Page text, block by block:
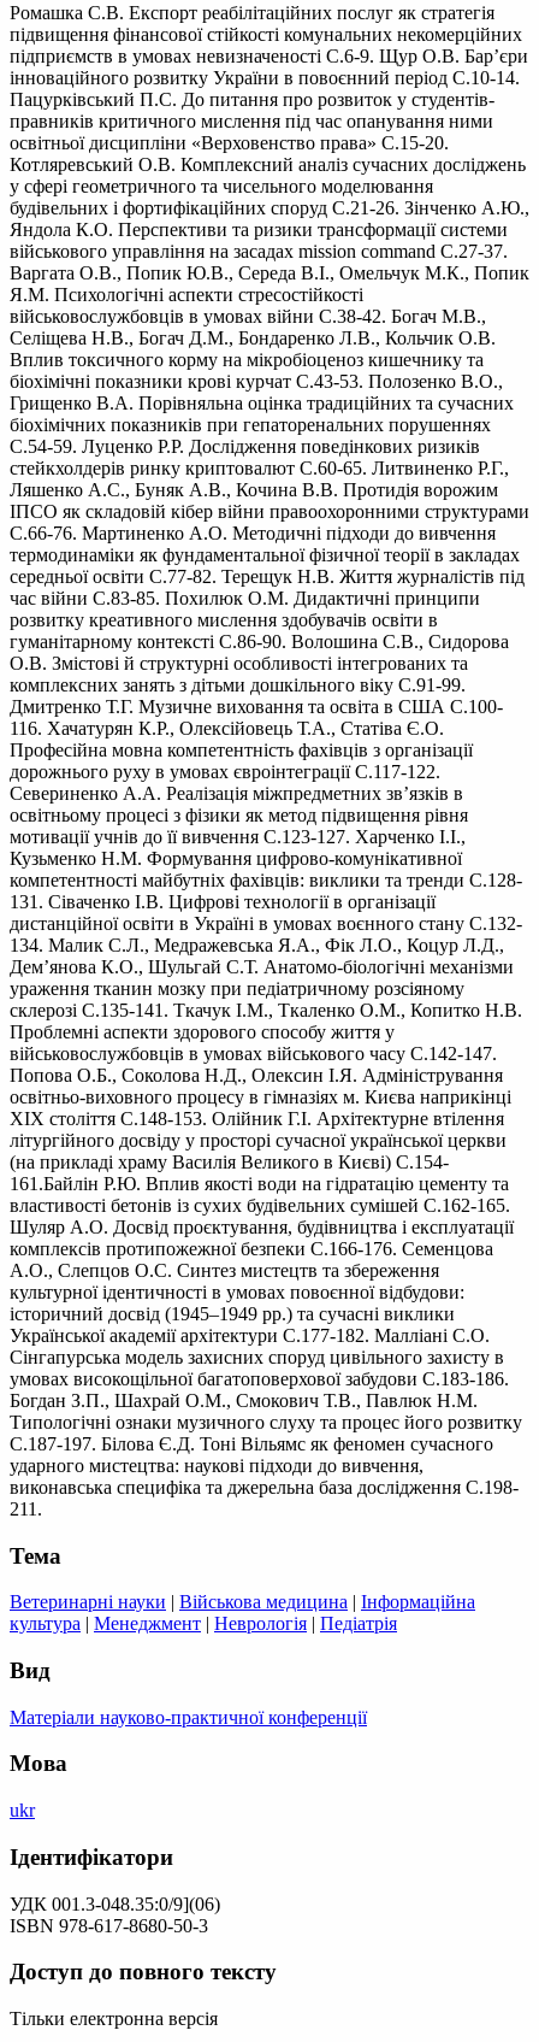
Ромашка С.В. Експорт реабілітаційних послуг як стратегія
підвищення фінансової стійкості комунальних некомерційних
підприємств в умовах невизначеності С.6-9. Щур О.В. Бар’єри
інноваційного розвитку України в повоєнний період С.10-14.
Пацурківський П.С. До питання про розвиток у студентів-
правників критичного мислення під час опанування ними
освітньої дисципліни «Верховенство права» С.15-20.
Котляревський О.В. Комплексний аналіз сучасних досліджень
у сфері геометричного та чисельного моделювання
будівельних і фортифікаційних споруд С.21-26. Зінченко А.Ю.,
Яндола К.О. Перспективи та ризики трансформації системи
військового управління на засадах mission command С.27-37.
Варгата О.В., Попик Ю.В., Середа В.І., Омельчук М.К., Попик
Я.М. Психологічні аспекти стресостійкості
військовослужбовців в умовах війни С.38-42. Богач М.В.,
Селіщева Н.В., Богач Д.М., Бондаренко Л.В., Кольчик О.В.
Вплив токсичного корму на мікробіоценоз кишечнику та
біохімічні показники крові курчат С.43-53. Полозенко В.О.,
Грищенко В.А. Порівняльна оцінка традиційних та сучасних
біохімічних показників при гепаторенальних порушеннях
С.54-59. Луценко Р.Р. Дослідження поведінкових ризиків
стейкхолдерів ринку криптовалют С.60-65. Литвиненко Р.Г.,
Ляшенко А.С., Буняк А.В., Кочина В.В. Протидія ворожим
ІПСО як складовій кібер війни правоохоронними структурами
С.66-76. Мартиненко А.О. Методичні підходи до вивчення
термодинаміки як фундаментальної фізичної теорії в закладах
середньої освіти С.77-82. Терещук Н.В. Життя журналістів під
час війни С.83-85. Похилюк О.М. Дидактичні принципи
розвитку креативного мислення здобувачів освіти в
гуманітарному контексті С.86-90. Волошина С.В., Сидорова
О.В. Змістові й структурні особливості інтегрованих та
комплексних занять з дітьми дошкільного віку С.91-99.
Дмитренко Т.Г. Музичне виховання та освіта в США С.100-
116. Хачатурян К.Р., Олексійовець Т.А., Статіва Є.О.
Професійна мовна компетентність фахівців з організації
дорожнього руху в умовах євроінтеграції С.117-122.
Севериненко А.А. Реалізація міжпредметних зв’язків в
освітньому процесі з фізики як метод підвищення рівня
мотивації учнів до її вивчення С.123-127. Харченко І.І.,
Кузьменко Н.М. Формування цифрово-комунікативної
компетентності майбутніх фахівців: виклики та тренди С.128-
131. Сіваченко І.В. Цифрові технології в організації
дистанційної освіти в Україні в умовах воєнного стану С.132-
134. Малик С.Л., Медражевська Я.А., Фік Л.О., Коцур Л.Д.,
Дем’янова К.О., Шульгай С.Т. Анатомо-біологічні механізми
ураження тканин мозку при педіатричному розсіяному
склерозі С.135-141. Ткачук І.М., Ткаленко О.М., Копитко Н.В.
Проблемні аспекти здорового способу життя у
військовослужбовців в умовах військового часу С.142-147.
Попова О.Б., Соколова Н.Д., Олексин І.Я. Адміністрування
освітньо-виховного процесу в гімназіях м. Києва наприкінці
XIX століття С.148-153. Олійник Г.І. Архітектурне втілення
літургійного досвіду у просторі сучасної української церкви
(на прикладі храму Василія Великого в Києві) С.154-
161.Байлін Р.Ю. Вплив якості води на гідратацію цементу та
властивості бетонів із сухих будівельних сумішей С.162-165.
Шуляр А.О. Досвід проєктування, будівництва і експлуатації
комплексів протипожежної безпеки С.166-176. Семенцова
А.О., Слепцов О.С. Синтез мистецтв та збереження
культурної ідентичності в умовах повоєнної відбудови:
історичний досвід (1945–1949 рр.) та сучасні виклики
Української академії архітектури С.177-182. Малліані С.О.
Сінгапурська модель захисних споруд цивільного захисту в
умовах високощільної багатоповерхової забудови С.183-186.
Богдан З.П., Шахрай О.М., Смокович Т.В., Павлюк Н.М.
Типологічні ознаки музичного слуху та процес його розвитку
С.187-197. Білова Є.Д. Тоні Вільямс як феномен сучасного
ударного мистецтва: наукові підходи до вивчення,
виконавська специфіка та джерельна база дослідження С.198-
211.
Тема
Ветеринарні науки | Військова медицина | Інформаційна
культура | Менеджмент | Неврологія | Педіатрія
Вид
Матеріали науково-практичної конференції
Мова
ukr
Ідентифікатори
УДК 001.3-048.35:0/9](06)
ISBN 978-617-8680-50-3
Доступ до повного тексту
Тільки електронна версія